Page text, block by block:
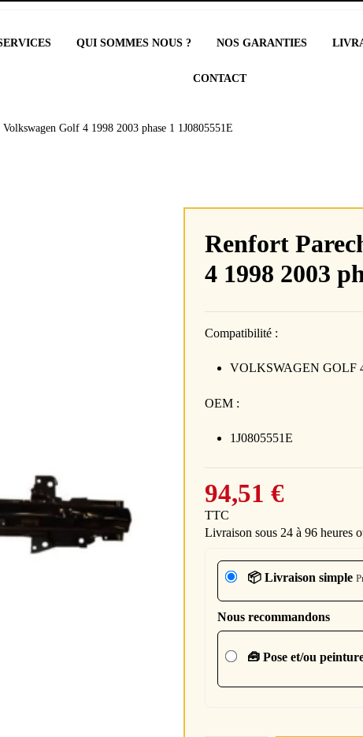
QUI SOMMES NOUS ? NOS GARANTIES
CONTACT
Golf 4 1998 2003 phase 1 1J0805551E
Renfort
4 1998 2003
Compatibilité :
VOLKSWAGEN GOLF
OEM :
1J0805551E
94,51 €
TTC
Livraison sous 24 à 96 heures
📦 Livraison simple
Nous recommandons
🧰 Pose et/ou